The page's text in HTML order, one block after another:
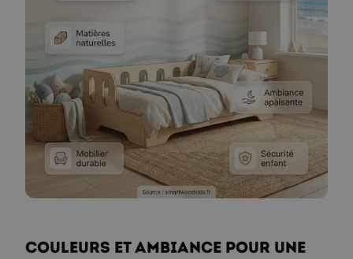
Couleurs et ambiance pour une